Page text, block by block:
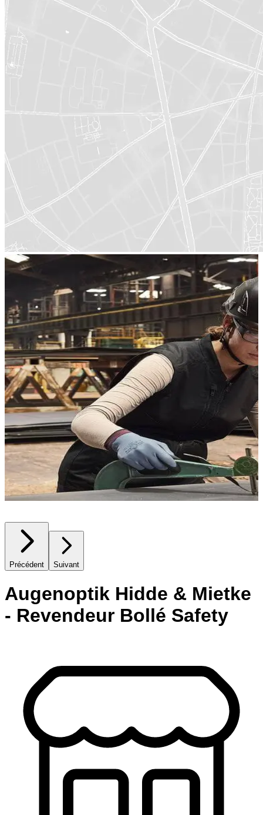
Précédent Suivant
Augenoptik Hidde & Mietke
- Revendeur Bollé Safety